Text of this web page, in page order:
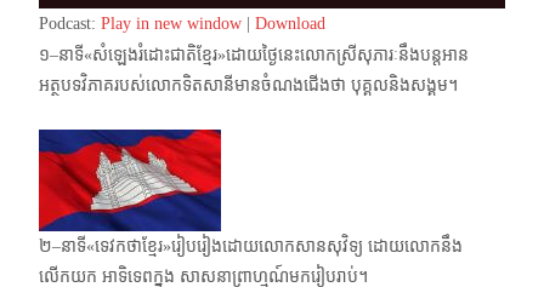
Player
Podcast: Play in new window
Download
១–នាទី«សំឡេងរំដោះជាតិខ្មែរ»ដោយថ្ងៃនេះលោកស្រីសុភារៈនឹងបន្តអាន
អត្ថបទវិភាគរបស់​លោកទិតសានីមានចំណងជើងថា បុគ្គលនិងសង្គម។
២–នាទី«ទេវកថាខ្មែរ»រៀបរៀងដោយលោកសានសុវិទ្យ ដោយលោកនឹង
លើកយក អាទិទេពក្នុង សាសនាព្រាហ្មណ៍មករៀបរាប់។